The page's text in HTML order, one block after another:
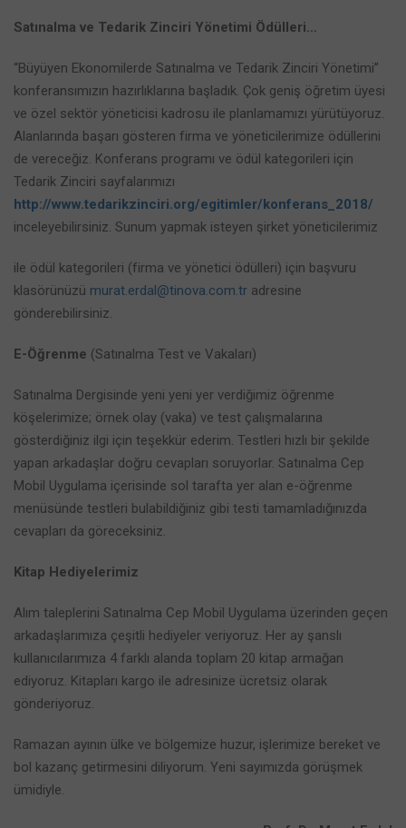
Satınalma ve Tedarik Zinciri Yönetimi Ödülleri…
“Büyüyen Ekonomilerde Satınalma ve Tedarik Zinciri Yönetimi”
konferansımızın hazırlıklarına başladık. Çok geniş öğretim üyesi
ve özel sektör yöneticisi kadrosu ile planlamamızı yürütüyoruz.
Alanlarında başarı gösteren firma ve yöneticilerimize ödüllerini
de vereceğiz. Konferans programı ve ödül kategorileri için
Tedarik Zinciri sayfalarımızı
http://www.tedarikzinciri.org/egitimler/konferans_2018/
inceleyebilirsiniz. Sunum yapmak isteyen şirket yöneticilerimiz
ile ödül kategorileri (firma ve yönetici ödülleri) için başvuru
klasörünüzü murat.erdal@tinova.com.tr adresine
gönderebilirsiniz.
E-Öğrenme (Satınalma Test ve Vakaları)
Satınalma Dergisinde yeni yeni yer verdiğimiz öğrenme
köşelerimize; örnek olay (vaka) ve test çalışmalarına
gösterdiğiniz ilgi için teşekkür ederim. Testleri hızlı bir şekilde
yapan arkadaşlar doğru cevapları soruyorlar. Satınalma Cep
Mobil Uygulama içerisinde sol tarafta yer alan e-öğrenme
menüsünde testleri bulabildiğiniz gibi testi tamamladığınızda
cevapları da göreceksiniz.
Kitap Hediyelerimiz
Alım taleplerini Satınalma Cep Mobil Uygulama üzerinden geçen
arkadaşlarımıza çeşitli hediyeler veriyoruz. Her ay şanslı
kullanıcılarımıza 4 farklı alanda toplam 20 kitap armağan
ediyoruz. Kitapları kargo ile adresinize ücretsiz olarak
gönderiyoruz.
Ramazan ayının ülke ve bölgemize huzur, işlerimize bereket ve
bol kazanç getirmesini diliyorum. Yeni sayımızda görüşmek
ümidiyle.